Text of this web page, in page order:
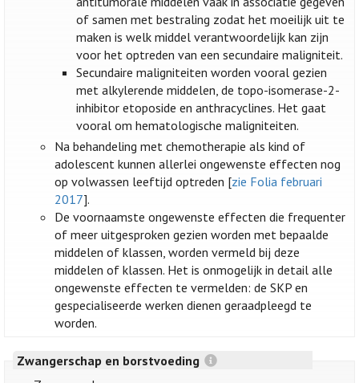
of samen met bestraling zodat het moeilijk uit te
maken is welk middel verantwoordelijk kan zijn
voor het optreden van een secundaire maligniteit.
Secundaire maligniteiten worden vooral gezien
met alkylerende middelen, de topo-isomerase-2-
inhibitor etoposide en anthracyclines. Het gaat
vooral om hematologische maligniteiten.
Na behandeling met chemotherapie als kind of
adolescent kunnen allerlei ongewenste effecten nog
op volwassen leeftijd optreden [zie Folia februari
2017].
De voornaamste ongewenste effecten die frequenter
of meer uitgesproken gezien worden met bepaalde
middelen of klassen, worden vermeld bij deze
middelen of klassen. Het is onmogelijk in detail alle
ongewenste effecten te vermelden: de SKP en
gespecialiseerde werken dienen geraadpleegd te
worden.
Zwangerschap en borstvoeding